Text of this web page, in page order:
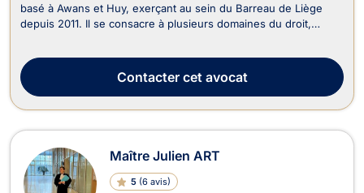
basé à Awans et Huy, exerçant au sein du Barreau de Liège
depuis 2011. Il se consacre à plusieurs domaines du droit,
Civil, le Droit des Successio...
Contactercet avocat
Maître Julien ART
5 (6 avis)